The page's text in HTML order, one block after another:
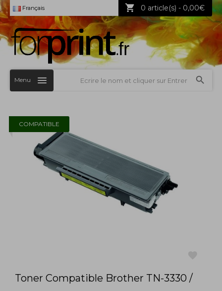
Français 0 article(s) - 0,00€
Menu
COMPATIBLE
Toner Compatible Brother TN-3330 /